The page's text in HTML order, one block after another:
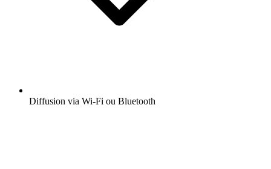
Diffusion via Wi-Fi ou Bluetooth